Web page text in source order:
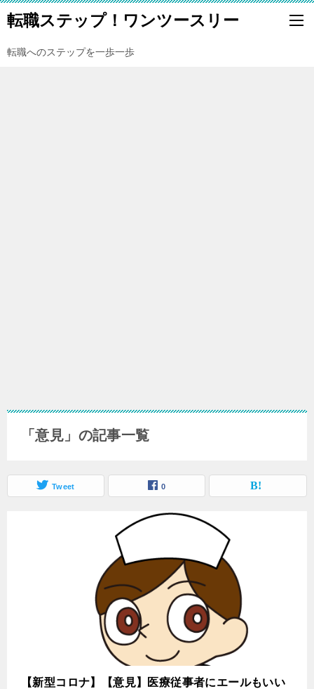
転職ステップ！ワンツースリー
転職へのステップを一歩一歩
「意見」の記事一覧
Tweet 0
【新型コロナ】【意見】医療従事者にエールもいい